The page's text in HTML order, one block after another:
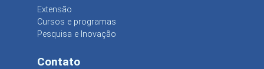
Extensão
Cursos e programas
Pesquisa e Inovação
Contato